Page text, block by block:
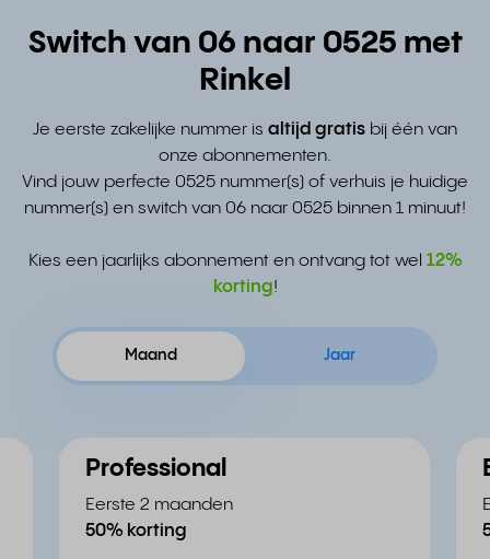
Switch van 06 naar 0525 met
Rinkel
Je eerste zakelijke nummer is altijd gratis bij één van
onze abonnementen.
Vind jouw perfecte 0525 nummer(s) of verhuis je huidige
nummer(s) en switch van 06 naar 0525 binnen 1 minuut!
Kies een jaarlijks abonnement en ontvang tot wel 12%
korting!
Maand Jaar
Professional
Eerste 2 maanden
50% korting